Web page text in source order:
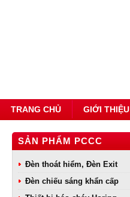
TRANG CHỦ GIỚI THIỆU
SẢN PHẨM PCCC
Đèn thoát hiểm, Đèn Exit
Đèn chiếu sáng khẩn cấp